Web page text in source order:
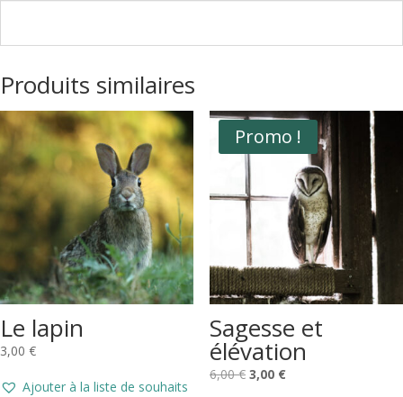
Produits similaires
Le lapin
3,00 €
Ajouter à la liste de souhaits
Promo !
Sagesse et
élévation
6,00€ Le
3,00 €Le